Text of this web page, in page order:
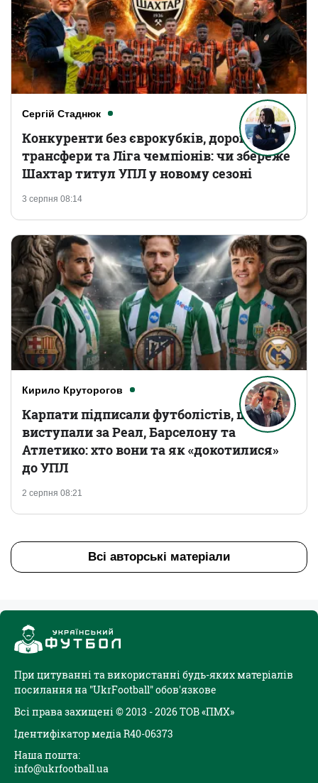
Сергій Стаднюк
3 серпня 08:14
Конкуренти без єврокубків, дорогі
трансфери та Ліга чемпіонів: чи збереже
Шахтар титул УПЛ у новому сезоні
Кирило Круторогов
2 серпня 08:21
Карпати підписали футболістів, що
виступали за Реал, Барселону та
Атлетико: хто вони та як «докотилися»
до УПЛ
Всі авторські матеріали
При цитуванні та використанні будь-яких матеріалів
посилання на "UkrFootball" обов'язкове
Всі права захищені © 2013 - 2026 ТОВ «ПМХ»
Ідентифікатор медіа R40-06373
Наша пошта:
info@ukrfootball.ua